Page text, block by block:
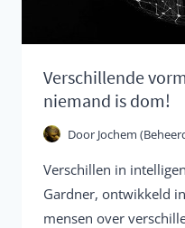
Verschillende
niemand is dom!
Door Jochem
Verschillen in
Gardner, ontwikkeld
mensen over